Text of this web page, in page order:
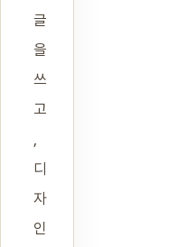
글
을
쓰
고
디
자
인